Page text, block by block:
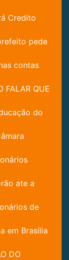
Credito
pede
contas
FALAR QUE
do
ate a
de
em Brasília
DO